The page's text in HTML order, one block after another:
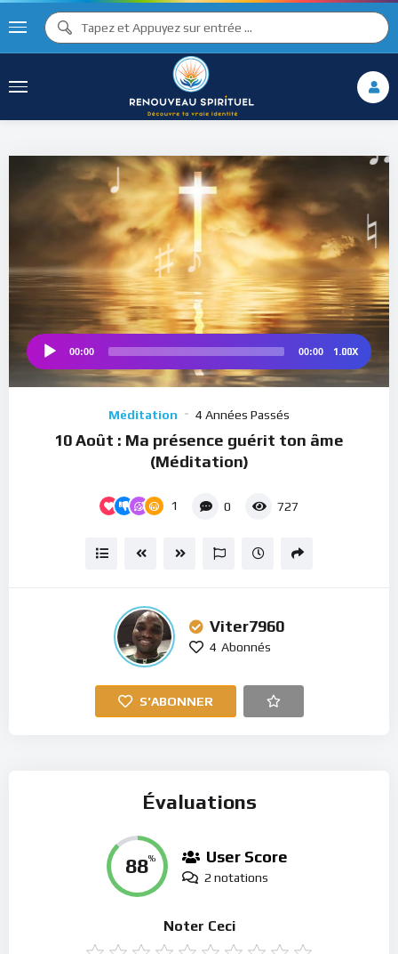
♫ ♩
♩
♯ ♪
♪
♯ ♬
♫
♮
00:00 00:00 1.00X
Méditation 4 Années Passés
10 Août : Ma présence guérit ton âme
(Méditation)
1 0 727
Viter7960
4 Abonnés
S'ABONNER
Évaluations
88% User Score
2 notations
Noter Ceci